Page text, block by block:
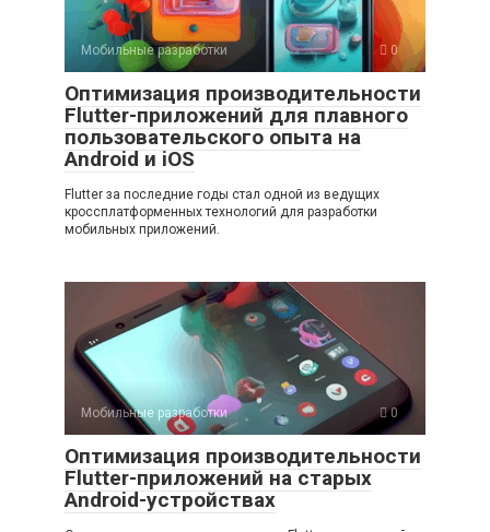
Мобильные разработки 0
Оптимизация производительности
Flutter-приложений для плавного
пользовательского опыта на
Android и iOS
Flutter за последние годы стал одной из ведущих
кроссплатформенных технологий для разработки
мобильных приложений.
Мобильные разработки 0
Оптимизация производительности
Flutter-приложений на старых
Android-устройствах